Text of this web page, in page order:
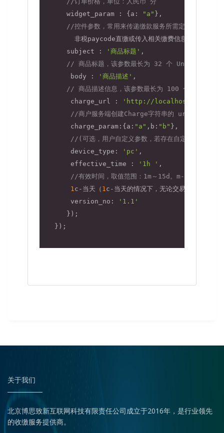
      widget_param : {
a : "a" },
//控件参数，常用来传递缴款服务所需定义的内容，
        非税paycode直缴或传入相关缴费信息生成缴款书
      subject :
'商品标题' ,
// 商品标题，该参数最长为 32 个 Unicode 字符(
       body :
'商品描述' ,
// 商品描述信息，该参数最长为 100 个 Unicode
       charge_url :
'http://localhost:8081/
//商户服务端创建Charge字符串的 url
       charge_param:{
a : "a" , b : "b" },
//(可选，用户自定义参数，若存在自定义参数则
       device_type:
'pc' ,
effective_time : '1h ' ,
//有效时间，取值范围：1m～15d。m-分钟，h-小
1c-当天（ 1c-当天的情况下，无论交易何时创建，
       version_no:
'1.1'
      });
   });
关于我们
北京博思致新互联网科技有限责任公司成立于2016年，是行业领先
的收缴服务提供商。